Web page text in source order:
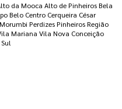
da Mooca Alto de Pinheiros Bela
Belo Centro Cerqueira César
Morumbi Perdizes Pinheiros Região
Mariana Vila Nova Conceição